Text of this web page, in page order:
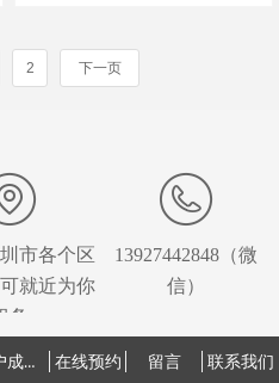
2 下一页
客户成功案例 在线预约 留言 联系我们
市各个区
就近为你
务
13927442848（微
信）